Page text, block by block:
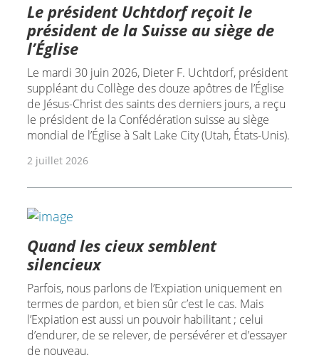
Le président Uchtdorf reçoit le
président de la Suisse au siège de
l’Église
Le mardi 30 juin 2026, Dieter F. Uchtdorf, président
suppléant du Collège des douze apôtres de l’Église
de Jésus-Christ des saints des derniers jours, a reçu
le président de la Confédération suisse au siège
mondial de l’Église à Salt Lake City (Utah, États-Unis).
2 juillet 2026
Quand les cieux semblent
silencieux
Parfois, nous parlons de l’Expiation uniquement en
termes de pardon, et bien sûr c’est le cas. Mais
l’Expiation est aussi un pouvoir habilitant ; celui
d’endurer, de se relever, de persévérer et d’essayer
de nouveau.